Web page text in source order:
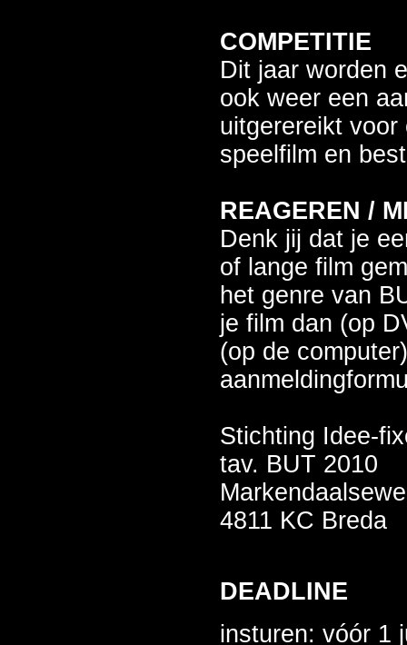
COMPETITIE
Dit jaar worden
ook weer een
uitgerereikt
speelfilm en
REAGEREN /
Denk jij dat je
of lange film
het genre van
je film dan (op
(op de
Stichting Idee-
tav. BUT 2010
4811 KC Breda
DEADLINE
insturen: vóór 1